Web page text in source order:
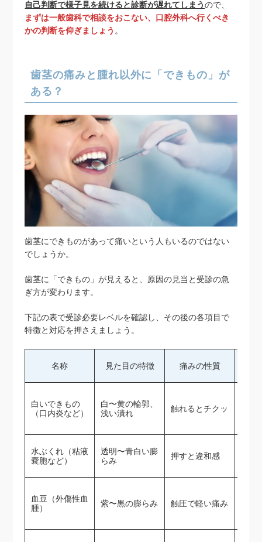
自己判断で様子見を続けると診断が遅れてしまうので、
まずは一般歯科で相談をおこない、口腔外科へ行くべき
かの判断を仰ぎましょう 。
歯茎の痛みと腫れ以外に「できもの」が
ある？
歯茎にできものがあって痛いという人もいるのではない
でしょうか。
歯茎に「できもの」が見えると、原因の見当と受診の急
ぎ方が変わります。
下記の表で受診必要レベルを確認し、その後の各項目で
特徴と対応を押さえましょう。
名称 見た目の特徴 痛みの性質
白いできもの
（口内炎など）
白〜黄の輪郭、
浅い潰れ
触れるとチクッ
水ぶくれ（粘液
嚢胞など）
透明〜青白い膨
らみ
押すと違和感
血豆（外傷性血
腫）
紫〜黒の膨らみ 触圧で軽い痛み